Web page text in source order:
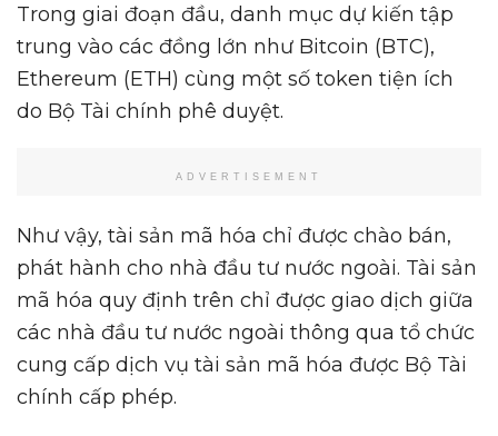
Trong giai đoạn đầu, danh mục dự kiến tập
trung vào các đồng lớn như Bitcoin (BTC),
Ethereum (ETH) cùng một số token tiện ích
do Bộ Tài chính phê duyệt.
ADVERTISEMENT
Như vậy, tài sản mã hóa chỉ được chào bán,
phát hành cho nhà đầu tư nước ngoài. Tài sản
mã hóa quy định trên chỉ được giao dịch giữa
các nhà đầu tư nước ngoài thông qua tổ chức
cung cấp dịch vụ tài sản mã hóa được Bộ Tài
chính cấp phép.